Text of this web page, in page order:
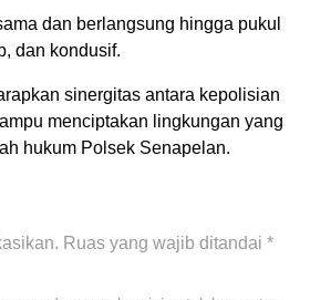
dan berlangsung hingga pukul
dan kondusif.
sinergitas antara kepolisian
menciptakan lingkungan yang
hukum Polsek Senapelan.
Ruas yang wajib ditandai *